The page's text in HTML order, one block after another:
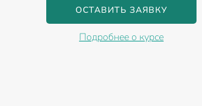
ОСТАВИТЬ ЗАЯВКУ
Подробнее о курсе